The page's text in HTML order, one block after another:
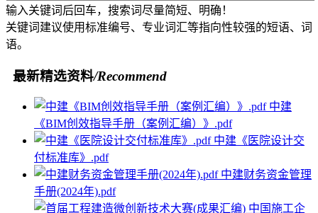
输入关键词后回车，搜索词尽量简短、明确！
关键词建议使用标准编号、专业词汇等指向性较强的短语、词
语。
最新精选资料/Recommend
中建
《BIM创效指导手册（案例汇编）》.pdf
中建《医院设计交
付标准库》.pdf
中建财务资金管理
手册(2024年).pdf